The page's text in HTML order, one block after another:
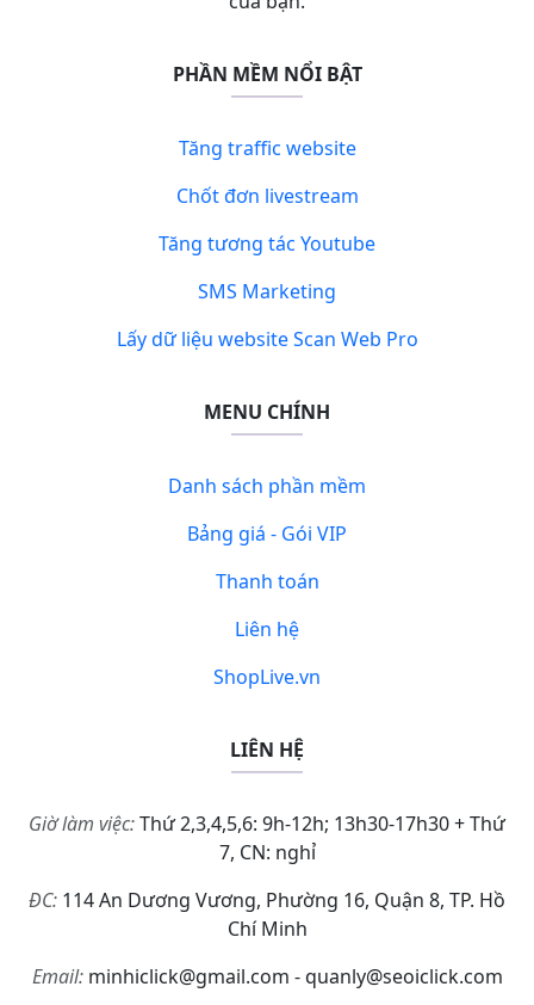
PHẦN MỀM NỔI BẬT
Tăng traffic website
Chốt đơn livestream
Tăng tương tác Youtube
SMS Marketing
Lấy dữ liệu website Scan Web Pro
MENU CHÍNH
Danh sách phần mềm
Bảng giá - Gói VIP
Thanh toán
Liên hệ
ShopLive.vn
LIÊN HỆ
Giờ làm việc:Thứ 2,3,4,5,6: 9h-12h; 13h30-17h30 + Thứ
7, CN: nghỉ
ĐC: 114 An Dương Vương, Phường 16, Quận 8, TP. Hồ
Chí Minh
Email:minhiclick@gmail.com - quanly@seoiclick.com